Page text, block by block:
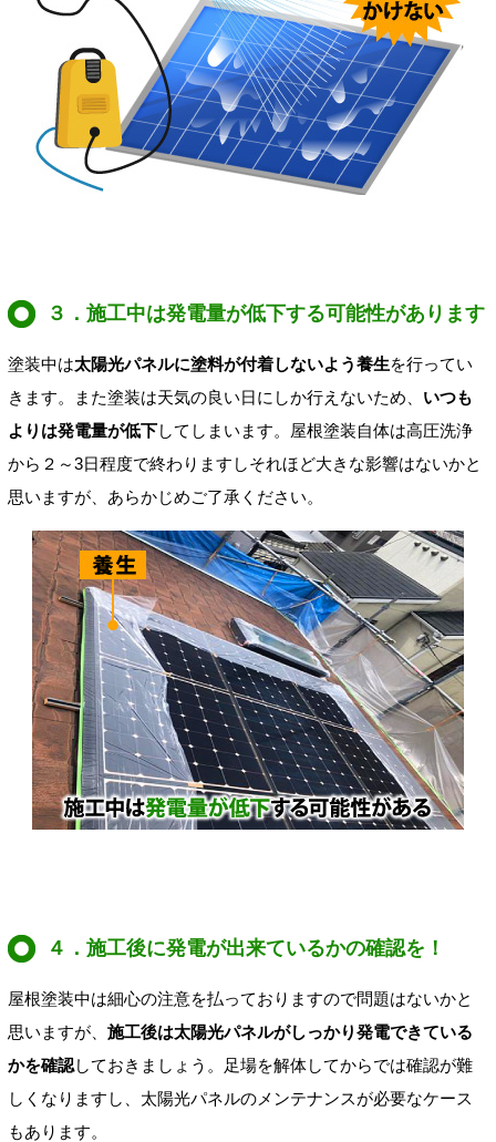
３．施工中は発電量が低下する可能性があります
塗装中は太陽光パネルに塗料が付着しないよう養生を行ってい
きます。また塗装は天気の良い日にしか行えないため、 いつも
よりは発電量が低下してしまいます。屋根塗装自体は高圧洗浄
から２～3日程度で終わりますしそれほど大きな影響はないかと
思いますが、あらかじめご了承ください。
４．施工後に発電が出来ているかの確認を！
屋根塗装中は細心の注意を払っておりますので問題はないかと
思いますが、 施工後は太陽光パネルがしっかり発電できている
かを確認しておきましょう。足場を解体してからでは確認が難
しくなりますし、太陽光パネルのメンテナンスが必要なケース
もあります。